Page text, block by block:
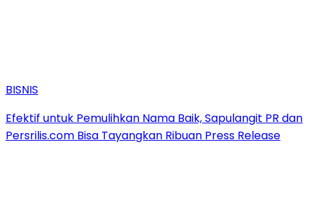
BISNIS
Efektif untuk Pemulihkan Nama Baik, Sapulangit PR dan
Persrilis.com Bisa Tayangkan Ribuan Press Release